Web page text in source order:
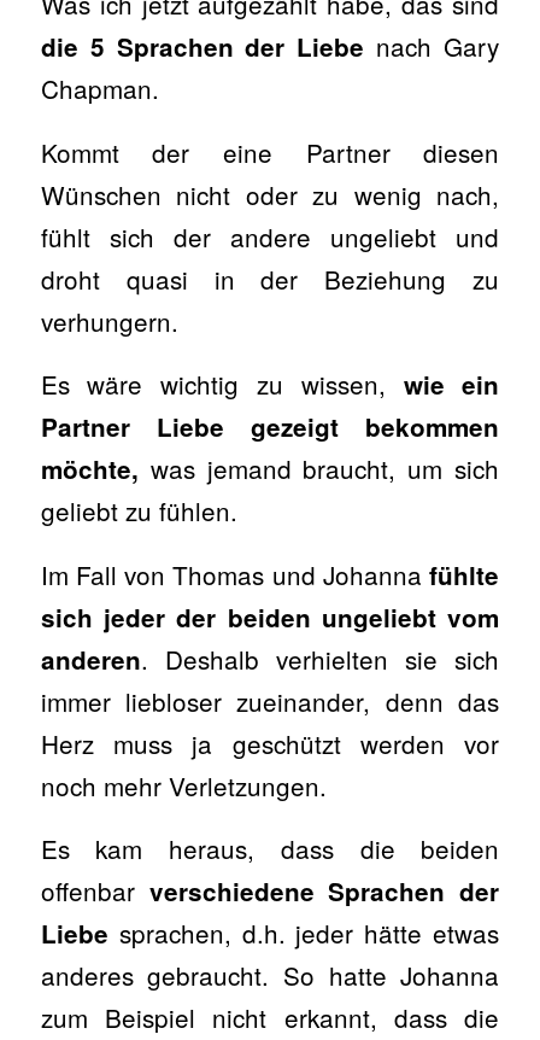
die 5 Sprachen der Liebe nach Gary
Chapman.
Kommt der eine Partner diesen
Wünschen nicht oder zu wenig nach,
fühlt sich der andere ungeliebt und
droht quasi in der Beziehung zu
verhungern.
Es wäre wichtig zu wissen, wie ein
Partner Liebe gezeigt bekommen
möchte, was jemand braucht, um sich
geliebt zu fühlen.
Im Fall von Thomas und Johannafühlte
sich jeder der beiden ungeliebt vom
anderen. Deshalb verhielten sie sich
immer liebloser zueinander, denn das
Herz muss ja geschützt werden vor
noch mehr Verletzungen.
Es kam heraus, dass die beiden
offenbar verschiedene Sprachen der
Liebe sprachen, d.h. jeder hätte etwas
anderes gebraucht. So hatte Johanna
zum Beispiel nicht erkannt, dass die